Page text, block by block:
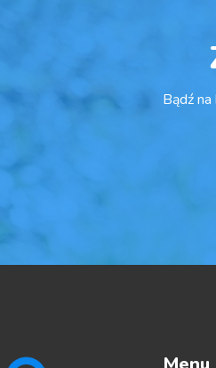
Bądź